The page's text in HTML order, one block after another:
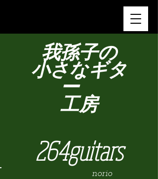
我孫子の​
小さなギタ
ー
​工房
264guitars
norio